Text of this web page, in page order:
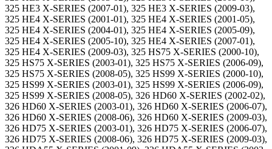
325 HE3 X-SERIES (2007-01), 325 HE3 X-SERIES (2009-03),
325 HE4 X-SERIES (2001-01), 325 HE4 X-SERIES (2001-05),
325 HE4 X-SERIES (2004-01), 325 HE4 X-SERIES (2005-09),
325 HE4 X-SERIES (2005-10), 325 HE4 X-SERIES (2007-01),
325 HE4 X-SERIES (2009-03), 325 HS75 X-SERIES (2000-10),
325 HS75 X-SERIES (2003-01), 325 HS75 X-SERIES (2006-09),
325 HS75 X-SERIES (2008-05), 325 HS99 X-SERIES (2000-10),
325 HS99 X-SERIES (2003-01), 325 HS99 X-SERIES (2006-09),
325 HS99 X-SERIES (2008-05), 326 HD60 X-SERIES (2002-02),
326 HD60 X-SERIES (2003-01), 326 HD60 X-SERIES (2006-07),
326 HD60 X-SERIES (2008-06), 326 HD60 X-SERIES (2009-03),
326 HD75 X-SERIES (2003-01), 326 HD75 X-SERIES (2006-07),
326 HD75 X-SERIES (2008-06), 326 HD75 X-SERIES (2009-03),